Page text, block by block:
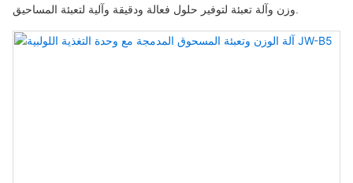
وزن وآلة تعبئة لتوفير حلول فعالة ودقيقة وآلية لتعبئة المساحيق.